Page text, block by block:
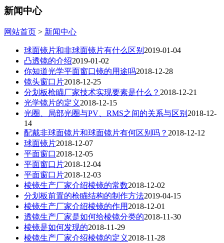
新闻中心
网站首页 > 新闻中心
球面镜片和非球面镜片有什么区别 2019-01-04
凸透镜的介绍2019-01-02
你知道光学平面窗口镜的用途吗2018-12-28
镜头窗口片2018-12-25
分划板枪瞄厂家技术实现要素是什么？ 2018-12-21
光学镜片的定义 2018-12-15
光圈、局部光圈与PV、RMS之间的关系与区别 2018-12-
14
配戴非球面镜片和球面镜片有何区别吗？ 2018-12-12
球面镜片2018-12-07
平面窗口2018-12-05
平面窗口片2018-12-04
平面窗口片2018-12-03
棱镜生产厂家介绍棱镜的常数2018-12-02
分划板前置的枪瞄结构的制作方法2019-04-15
棱镜生产厂家介绍棱镜的作用 2018-12-01
透镜生产厂家是如何给棱镜分类的2018-11-30
棱镜是如何发现的2018-11-29
棱镜生产厂家介绍棱镜的定义 2018-11-28